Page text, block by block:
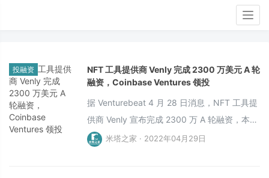
投融资
NFT 工具提供商 Venly 完成 2300 万美元 A 轮
融资，Coinbase Ventures 领投
据 Venturebeat 4 月 28 日消息，NFT 工具提
供商 Venly 宣布完成 2300 万 A 轮融资，本轮
融资由 Courtside Ventures 领投
米塔之家 · 2022年04月29日